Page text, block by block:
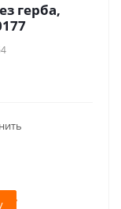
герба,